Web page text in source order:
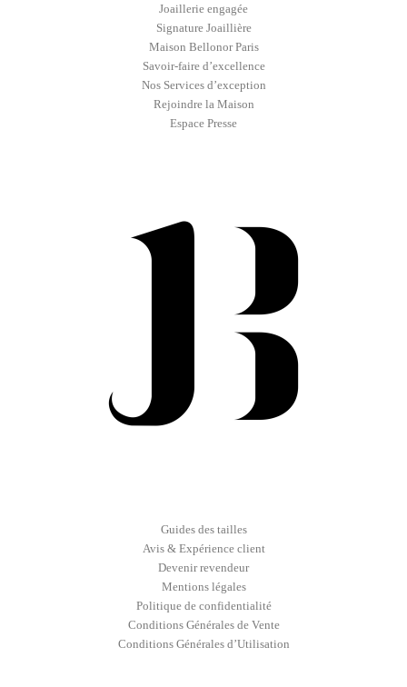
Joaillerie engagée
Signature Joaillière
Maison Bellonor Paris
Savoir-faire d’excellence
Nos Services d’exception
Rejoindre la Maison
Espace Presse
Guides des tailles
Avis & Expérience client
Devenir revendeur
Mentions légales
Politique de confidentialité
Conditions Générales de Vente
Conditions Générales d’Utilisation